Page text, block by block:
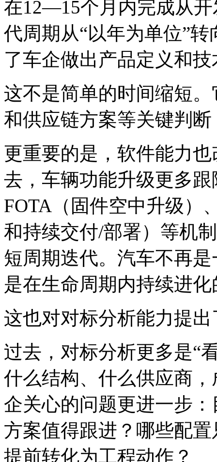
在12—15个月内完成从
代周期从“以年为单位”
了车企做出产品定义和
这不是简单的时间缩短
和供应链方案等关键判
更重要的是，软件能力
去，车辆功能升级更多
FOTA（固件空中升级）
和持续交付/部署）等机
短周期迭代。汽车不再
是在生命周期内持续进
这也对对标分析能力提
过去，对标分析更多是“
什么结构、什么供应商
企关心的问题更进一步
方案值得跟进？哪些配
提前转化为工程动作？